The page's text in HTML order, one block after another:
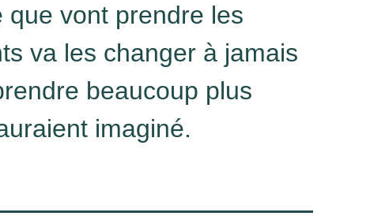
que vont prendre les
va les changer à jamais
beaucoup plus
imaginé.